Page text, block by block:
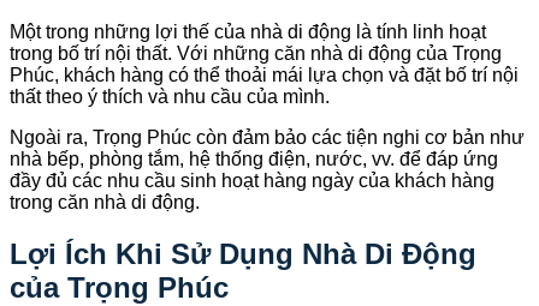
Một trong những lợi thế của nhà di động là tính linh hoạt
trong bố trí nội thất. Với những căn nhà di động của Trọng
Phúc, khách hàng có thể thoải mái lựa chọn và đặt bố trí nội
thất theo ý thích và nhu cầu của mình.
Ngoài ra, Trọng Phúc còn đảm bảo các tiện nghi cơ bản như
nhà bếp, phòng tắm, hệ thống điện, nước, vv. để đáp ứng
đầy đủ các nhu cầu sinh hoạt hàng ngày của khách hàng
trong căn nhà di động.
Lợi Ích Khi Sử Dụng Nhà Di Động
của Trọng Phúc